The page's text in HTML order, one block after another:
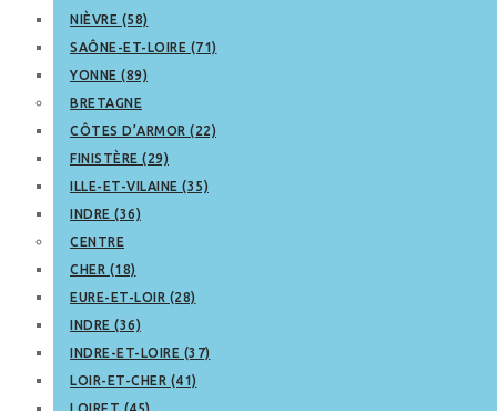
NIÈVRE (58)
SAÔNE-ET-LOIRE (71)
YONNE (89)
BRETAGNE
CÔTES D’ARMOR (22)
FINISTÈRE (29)
ILLE-ET-VILAINE (35)
INDRE (36)
CENTRE
CHER (18)
EURE-ET-LOIR (28)
INDRE (36)
INDRE-ET-LOIRE (37)
LOIR-ET-CHER (41)